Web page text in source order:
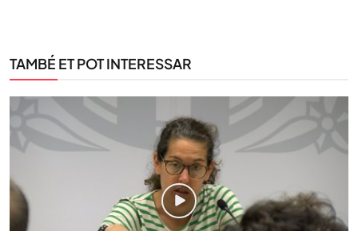
TAMBÉ ET POT INTERESSAR